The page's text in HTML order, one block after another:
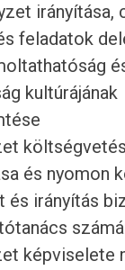
irányítása,
feladatok
kultúrájának
és nyomon
és irányítás
képviselete